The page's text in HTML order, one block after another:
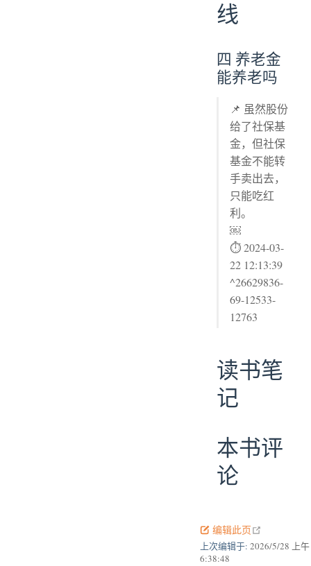
线
四 养老金
能养老吗
📌 虽然股份
给了社保基
金，但社保
基金不能转
手卖出去，
只能吃红
利。
￼
⏱ 2024-03-
22 12:13:39
^26629836-
69-12533-
12763
读书笔
记
本书评
论
编辑此页
上次编辑于: 2026/5/28 上午
6:38:48